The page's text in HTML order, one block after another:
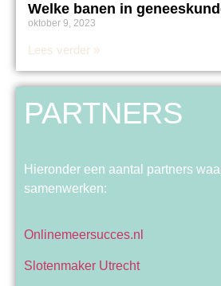
Welke banen in
oktober 9, 2023
Lees verder »
PARTNERS
Hieronder een aantal partners
samenwerken:
Onlinemeersucces.nl
Slotenmaker Utrecht